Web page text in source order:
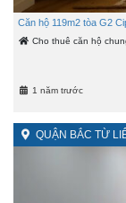
Căn hộ 119m2 tòa G2
Cho thuê căn hộ
1 năm trước
QUẬN BẮC TỪ